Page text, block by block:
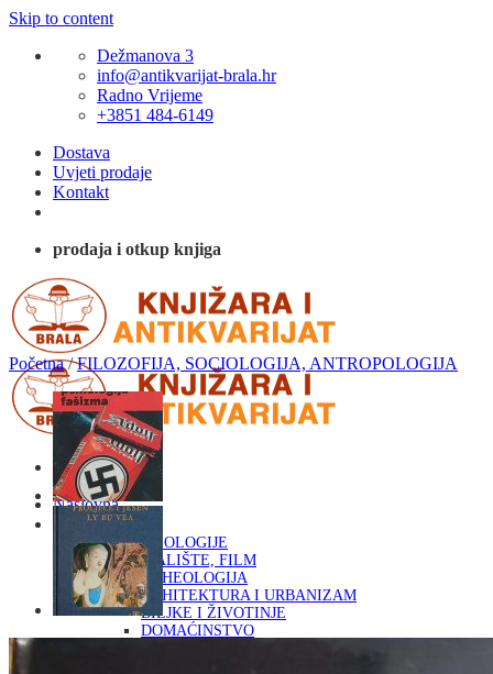
Skip to content
Dežmanova 3
info@antikvarijat-brala.hr
Radno Vrijeme
+3851 484-6149
Dostava
Uvjeti prodaje
Kontakt
prodaja i otkup knjiga
Naslovna
KNJIGE
OD ARHEOLOGIJE
DO KAZALIŠTE, FILM
ARHEOLOGIJA
ARHITEKTURA I URBANIZAM
BILJKE I ŽIVOTINJE
DOMAĆINSTVO
Početna / FILOZOFIJA, SOCIOLOGIJA, ANTROPOLOGIJA